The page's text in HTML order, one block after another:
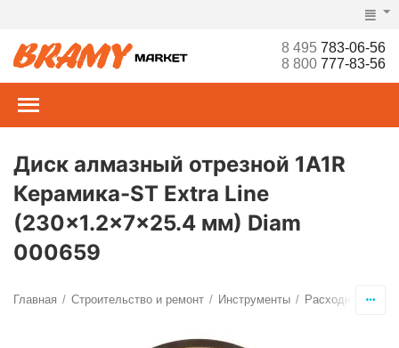
8 495783-06-56
8 800777-83-56
Диск алмазный отрезной 1A1R
Керамика-ST Extra Line
(230x1.2x7x25.4 мм) Diam
000659
Главная / Строительство и ремонт / Инструменты / Расходные